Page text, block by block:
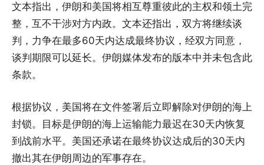
文本指出，伊朗和美国将相互尊重彼此的主权和领土完
整，互不干涉对方内政。文本还指出，双方将继续谈
判，力争在最多60天内达成最终协议，经双方同意，
谈判期限可以延长。伊朗媒体发布的版本中并未包含此
条款。
根据协议，美国将在文件签署后立即解除对伊朗的海上
封锁。目标是伊朗的海上运输能力最迟在30天内恢复
到战前水平。美国还承诺在最终协议达成后的30天内
撤出其在伊朗周边的军事存在。